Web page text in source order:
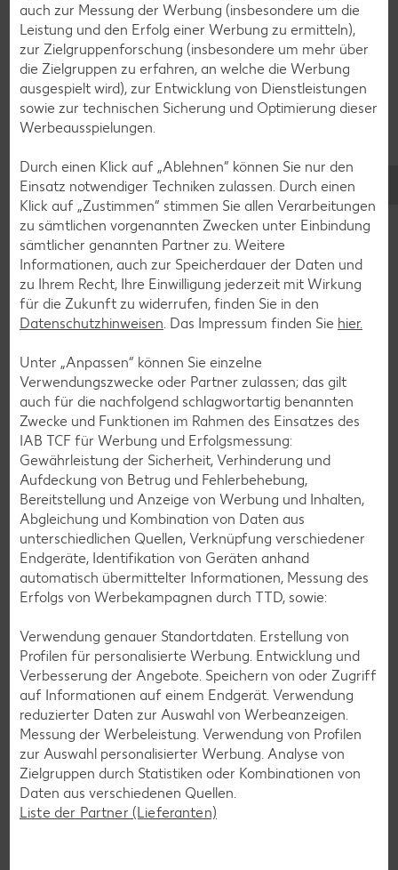
Zurück zu allen Rezepten
Glutenfreie Rezepte
Wer auf Gluten verzichtet, muss nicht automatisch auf
Vielfalt und Geschmack verzichten. Ob süß oder herzhaft –
mit unseren glutenfreien Rezepten zauberst du dir Gerichte,
die nicht nur verträglich, sondern auch richtig lecker sind.
Rezepte entdecken
Laktosefreie Rezepte
auch zur Messung der Werbung (insbesondere um die
Leistung und den Erfolg einer Werbung zu ermitteln),
zur Zielgruppenforschung (insbesondere um mehr über
die Zielgruppen zu erfahren, an welche die Werbung
ausgespielt wird), zur Entwicklung von Dienstleistungen
sowie zur technischen Sicherung und Optimierung dieser
Werbeausspielungen.
Durch einen Klick auf „Ablehnen“ können Sie nur den
Einsatz notwendiger Techniken zulassen. Durch einen
Klick auf „Zustimmen“ stimmen Sie allen Verarbeitungen
zu sämtlichen vorgenannten Zwecken unter Einbindung
sämtlicher genannten Partner zu. Weitere
Informationen, auch zur Speicherdauer der Daten und
zu Ihrem Recht, Ihre Einwilligung jederzeit mit Wirkung
für die Zukunft zu widerrufen, finden Sie in den
Datenschutzhinweisen. Das Impressum finden Sie hier.
Unter „Anpassen“ können Sie einzelne
Verwendungszwecke oder Partner zulassen; das gilt
auch für die nachfolgend schlagwortartig benannten
Zwecke und Funktionen im Rahmen des Einsatzes des
IAB TCF für Werbung und Erfolgsmessung:
Gewährleistung der Sicherheit, Verhinderung und
Aufdeckung von Betrug und Fehlerbehebung,
Bereitstellung und Anzeige von Werbung und Inhalten,
Abgleichung und Kombination von Daten aus
unterschiedlichen Quellen, Verknüpfung verschiedener
Endgeräte, Identifikation von Geräten anhand
automatisch übermittelter Informationen, Messung des
Erfolgs von Werbekampagnen durch TTD, sowie:
Verwendung genauer Standortdaten. Erstellung von
Profilen für personalisierte Werbung. Entwicklung und
Verbesserung der Angebote. Speichern von oder Zugriff
auf Informationen auf einem Endgerät. Verwendung
reduzierter Daten zur Auswahl von Werbeanzeigen.
Messung der Werbeleistung. Verwendung von Profilen
zur Auswahl personalisierter Werbung. Analyse von
Zielgruppen durch Statistiken oder Kombinationen von
Daten aus verschiedenen Quellen.
Liste der Partner (Lieferanten)